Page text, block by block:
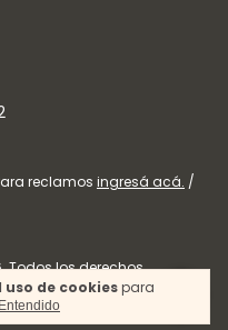
uso de cookiespara
Entendido
reclamos ingresá acá. /
Todos los derechos